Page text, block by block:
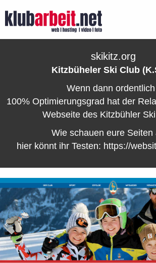
skikitz.org
Kitzbüheler Ski Club
Wenn dann
100% Optimierungsgrad hat der
Webseite des Kitzbühler
Wie schauen eure Seiten
hier könnt ihr Testen: https://